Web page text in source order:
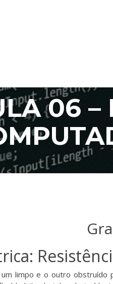
06 –
limpo e o outro obstruído